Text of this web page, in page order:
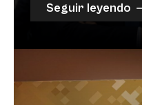
Seguir leyendo